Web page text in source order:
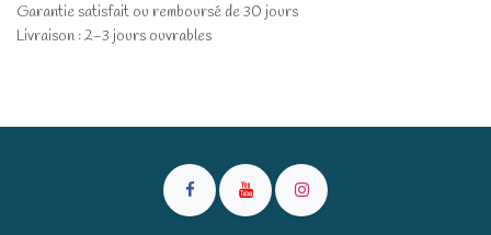
Garantie satisfait ou remboursé de 30 jours
Livraison : 2-3 jours ouvrables